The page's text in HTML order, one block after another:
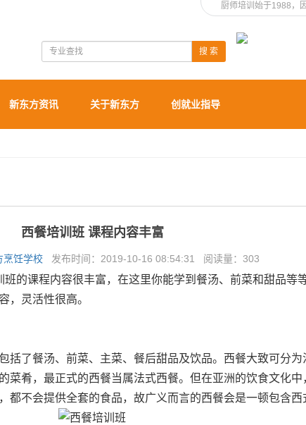
厨师培训始于1988，
搜 索
新东方资讯 关于新东方 创就业指导
西餐培训班 课程内容丰富
烹饪学校 发布时间：2019-10-16 08:54:31 阅读量：303
班的课程内容很丰富，在这里你能学到餐汤、前菜和甜品等
，灵活性很高。
了餐汤、前菜、主菜、餐后甜品及饮品。西餐大致可分为
菜肴，最正式的西餐当属法式西餐。但在亚洲的饮食文化中
都不会提供全套的食品，故广义而言的西餐会是一顿包含西